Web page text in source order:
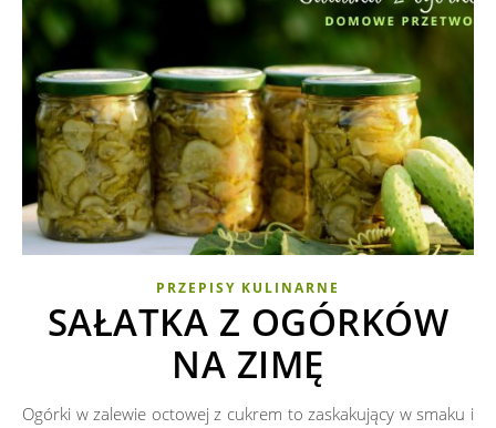
PRZEPISY KULINARNE
SAŁATKA Z OGÓRKÓW
NA ZIMĘ
Ogórki w zalewie octowej z cukrem to zaskakujący w smaku i